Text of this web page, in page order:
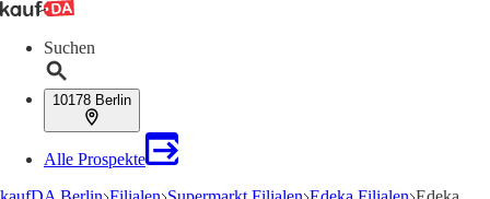
Suchen
10178 Berlin
Alle Prospekte